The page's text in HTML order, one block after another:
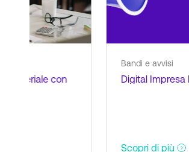
Digital Impresa Lazio: il bando